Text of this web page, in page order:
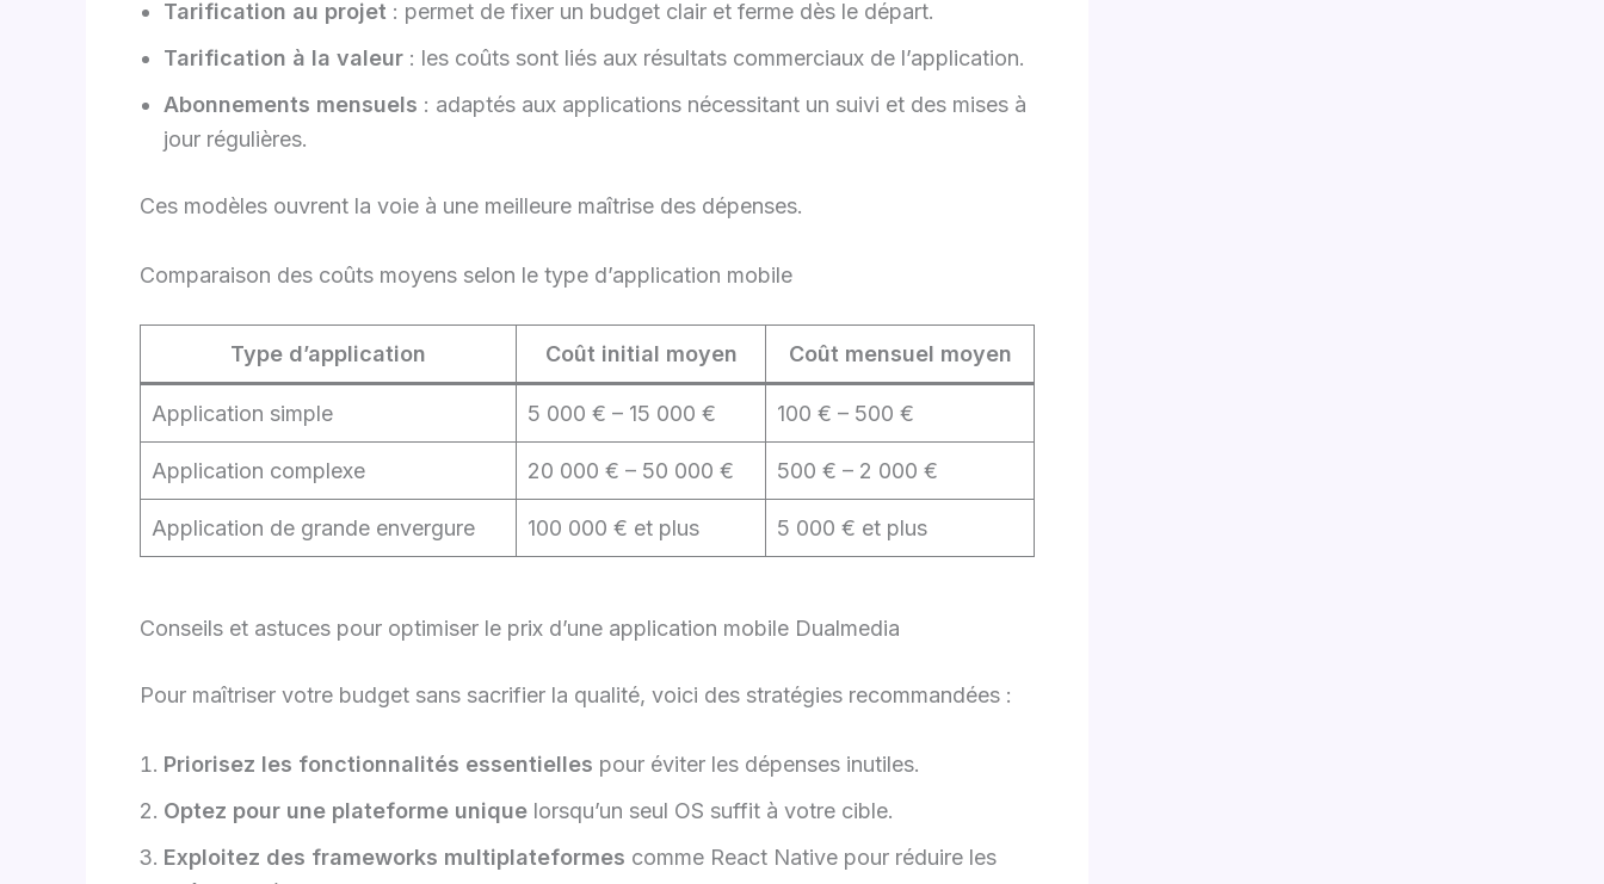
Tarification au projet : permet de fixer un budget clair et ferme dès le départ.
Tarification à la valeur : les coûts sont liés aux résultats commerciaux de l’application.
Abonnements mensuels : adaptés aux applications nécessitant un suivi et des mises à
jour régulières.
Ces modèles ouvrent la voie à une meilleure maîtrise des dépenses.
Comparaison des coûts moyens selon le type d’application mobile
Type d’application Coût initial moyen Coût mensuel moyen
Application simple 5 000 € – 15 000 € 100 € – 500 €
Application complexe 20 000 € – 50 000 € 500 € – 2 000 €
Application de grande envergure 100 000 € et plus 5 000 € et plus
Conseils et astuces pour optimiser le prix d’une application mobile Dualmedia
Pour maîtriser votre budget sans sacrifier la qualité, voici des stratégies recommandées :
Priorisez les fonctionnalités essentielles pour éviter les dépenses inutiles.
Optez pour une plateforme unique lorsqu’un seul OS suffit à votre cible.
Exploitez des frameworks multiplateformes comme React Native pour réduire les